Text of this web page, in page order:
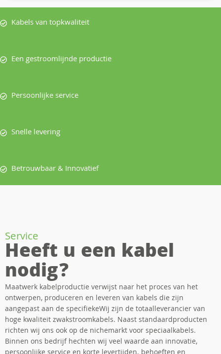
Kabels van topkwaliteit
Een gestroomlijnde productie
Persoonlijke service
Snelle levering
Betrouwbaar & Innovatief
Service
Heeft u een kabel
nodig?
Maatwerk kabelproductie verwijst naar het proces van het
ontwerpen, produceren en leveren van kabels die zijn
aangepast aan de specifiekeWij zijn de totaalleverancier van
hoge kwaliteit zwakstroomkabels. Naast standaardproducten
richten wij ons ook op de nichemarkt voor speciaalkabels.
Binnen ons bedrijf hechten wij veel waarde aan innovatie,